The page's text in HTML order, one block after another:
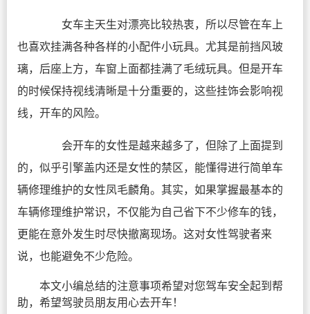
女车主天生对漂亮比较热衷，所以尽管在车上
也喜欢挂满各种各样的小配件小玩具。尤其是前挡风玻
璃，后座上方，车窗上面都挂满了毛绒玩具。但是开车
的时候保持视线清晰是十分重要的，这些挂饰会影响视
线，开车的风险。
会开车的女性是越来越多了，但除了上面提到
的，似乎引擎盖内还是女性的禁区，能懂得进行简单车
辆修理维护的女性凤毛麟角。其实，如果掌握最基本的
车辆修理维护常识，不仅能为自己省下不少修车的钱，
更能在意外发生时尽快撤离现场。这对女性驾驶者来
说，也能避免不少危险。
本文小编总结的注意事项希望对您驾车安全起到帮
助，希望驾驶员朋友用心去开车！